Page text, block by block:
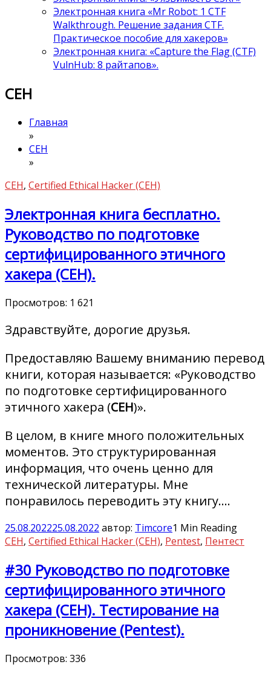
Электронная книга «Mr Robot: 1 CTF
Walkthrough. Решение задания CTF.
Практическое пособие для хакеров»
Электронная книга: «Capture the Flag (CTF)
VulnHub: 8 райтапов».
CEH
Главная
»
CEH
»
CEH, Certified Ethical Hacker (CEH)
Электронная книга бесплатно.
Руководство по подготовке
сертифицированного этичного
хакера (CEH).
Просмотров: 1 621
Здравствуйте, дорогие друзья.
Предоставляю Вашему вниманию перевод
книги, которая называется: «Руководство
по подготовке сертифицированного
этичного хакера (CEH)».
В целом, в книге много положительных
моментов. Это структурированная
информация, что очень ценно для
технической литературы. Мне
понравилось переводить эту книгу.…
25.08.202225.08.2022 автор: Timcore1 Min Reading
CEH, Certified Ethical Hacker (CEH), Pentest, Пентест
#30 Руководство по подготовке
сертифицированного этичного
хакера (CEH). Тестирование на
проникновение (Pentest).
Просмотров: 336